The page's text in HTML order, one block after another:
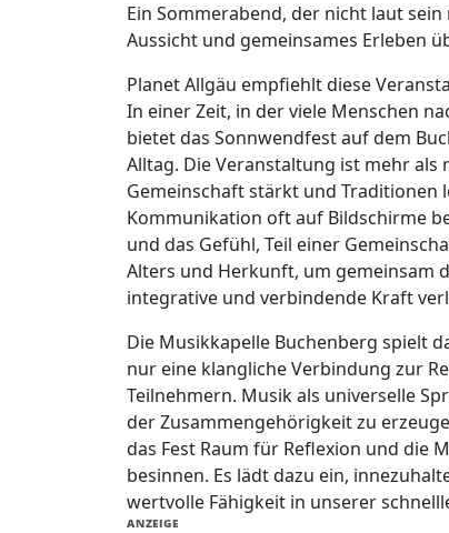
Ein Sommerabend, der nicht laut
Aussicht und gemeinsames Erleben
Planet Allgäu empfiehlt diese
In einer Zeit, in der viele Menschen
bietet das Sonnwendfest auf dem
Alltag. Die Veranstaltung ist mehr als
Gemeinschaft stärkt und Traditionen
Kommunikation oft auf Bildschirme
und das Gefühl, Teil einer
Alters und Herkunft, um gemeinsam
integrative und verbindende Kraft
Die Musikkapelle Buchenberg spielt
nur eine klangliche Verbindung zur
Teilnehmern. Musik als universelle
der Zusammengehörigkeit zu
das Fest Raum für Reflexion und die
besinnen. Es lädt dazu ein,
wertvolle Fähigkeit in unserer
ANZEIGE